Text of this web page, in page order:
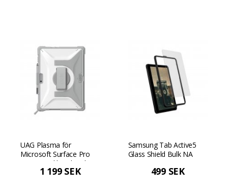
UAG Plasma för
Microsoft Surface Pro
10/11 med hand- och
axelrem för sjukvård
1 199 SEK
Samsung Tab Active5
Glass Shield Bulk NA
499 SEK